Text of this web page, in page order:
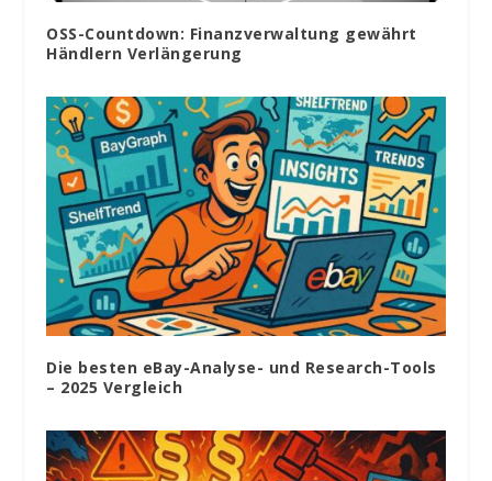
OSS-Countdown: Finanzverwaltung gewährt
Händlern Verlängerung
Die besten eBay-Analyse- und Research-Tools
– 2025 Vergleich